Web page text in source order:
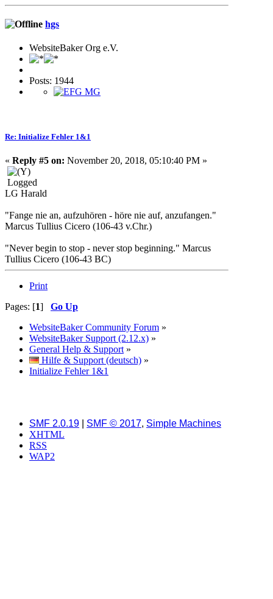
hgs
WebsiteBaker Org e.V.
Posts: 1944
Re: Initialize Fehler 1&1
« Reply #5 on: November 20, 2018, 05:10:40 PM »
Logged
LG Harald
"Fange nie an, aufzuhören - höre nie auf, anzufangen."
Marcus Tullius Cicero (106-43 v.Chr.)
"Never begin to stop - never stop beginning." Marcus
Tullius Cicero (106-43 BC)
Print
Pages: [1] Go Up
WebsiteBaker Community Forum »
WebsiteBaker Support (2.12.x) »
General Help & Support »
Hilfe & Support (deutsch) »
Initialize Fehler 1&1
SMF 2.0.19 SMF © 2017, Simple Machines
XHTML
RSS
WAP2